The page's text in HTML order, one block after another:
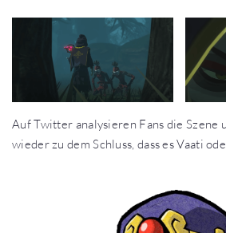
Auf Twitter analysieren Fans die Szene
wieder zu dem Schluss, dass es Vaati